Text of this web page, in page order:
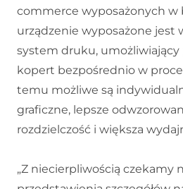
commerce wyposażonych w
urządzenie wyposażone jest
system druku, umożliwiający
kopert bezpośrednio w
temu możliwe są
graficzne, lepsze
rozdzielczość i większa
„Z niecierpliwością czekamy